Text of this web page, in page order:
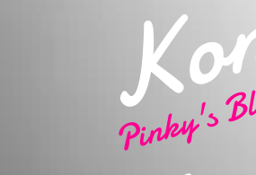
Pinky's